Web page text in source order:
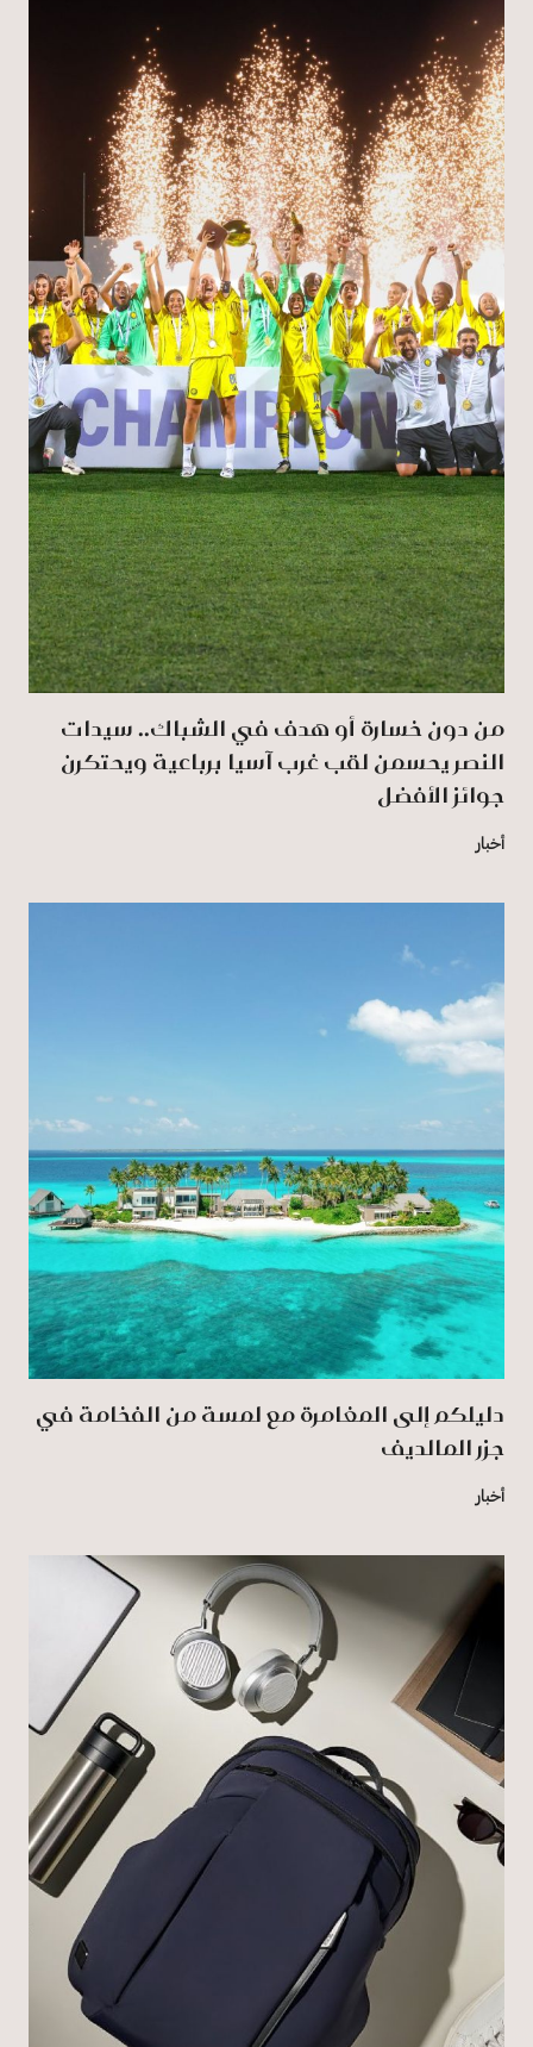
من دون خسارة أو هدف في الشباك.. سيدات
النصر يحسمن لقب غرب آسيا برباعية ويحتكرن
جوائز الأفضل
أخبار
دليلكم إلى المغامرة مع لمسة من الفخامة في
جزر المالديف
أخبار